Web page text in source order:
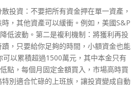
投資：不要把所有資金押在單一資產，
，其他資產可以緩衝。例如，美國S&P
低波動。第二是複利機制：將獲利再投
，只要給你足夠的時間，小額資金也能
以累積超過1500萬元，其中本金只有
點，每個月固定金額買入，市場高時買
別適合忙碌的上班族，讓投資變成自動